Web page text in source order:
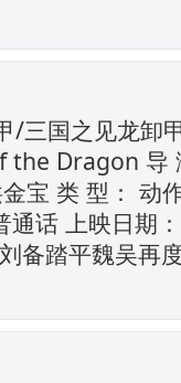
/三国之见龙卸
Dragon 导
宝 类 型： 动
通话 上映日期
备踏平魏吴再